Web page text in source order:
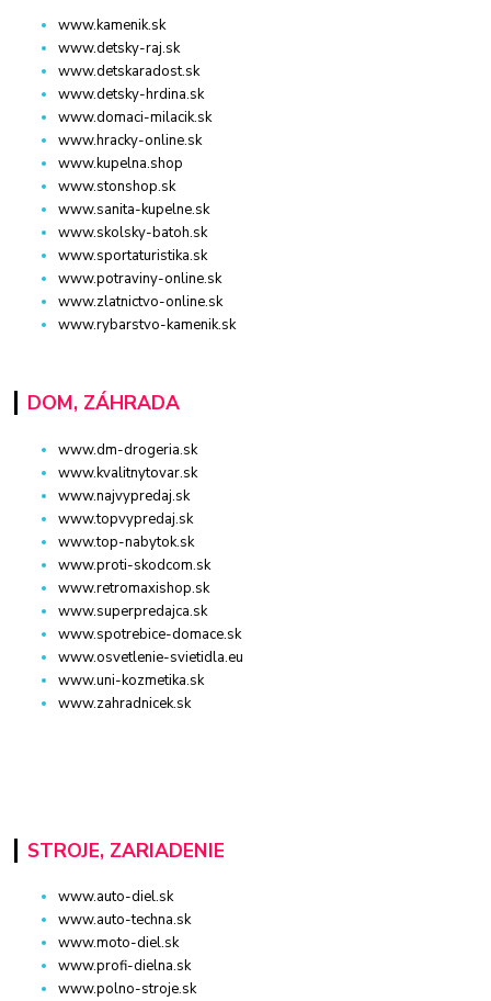
www.kamenik.sk
www.detsky-raj.sk
www.detskaradost.sk
www.detsky-hrdina.sk
www.domaci-milacik.sk
www.hracky-online.sk
www.kupelna.shop
www.stonshop.sk
www.sanita-kupelne.sk
www.skolsky-batoh.sk
www.sportaturistika.sk
www.potraviny-online.sk
www.zlatnictvo-online.sk
www.rybarstvo-kamenik.sk
DOM, ZÁHRADA
www.dm-drogeria.sk
www.kvalitnytovar.sk
www.najvypredaj.sk
www.topvypredaj.sk
www.top-nabytok.sk
www.proti-skodcom.sk
www.retromaxishop.sk
www.superpredajca.sk
www.spotrebice-domace.sk
www.osvetlenie-svietidla.eu
www.uni-kozmetika.sk
www.zahradnicek.sk
STROJE, ZARIADENIE
www.auto-diel.sk
www.auto-techna.sk
www.moto-diel.sk
www.profi-dielna.sk
www.polno-stroje.sk